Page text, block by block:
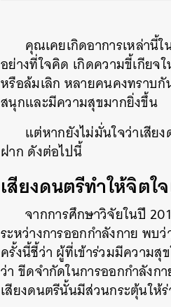
คุณเคยเกิดอาการเหล่านี้
อย่างที่ใจคิด เกิดความขี้เกียจ
หรือล้มเลิก หลายคนคงทราบกั
สนุกและมีความสุขมากยิ่งขึ้น
แต่หากยังไม่มั่นใจว่าเสีย
ฝาก ดังต่อไปนี้
เสียงดนตรีทำให้จิต
จากการศึกษาวิจัยในปี
ระหว่างการออกกำลังกาย พบ
ครั้งนี้ชี้ว่า ผู้ที่เข้าร่วมมีความสุ
ว่า ขีดจำกัดในการออกกำลังก
เสียงดนตรีนั้นมีส่วนกระตุ้นให้